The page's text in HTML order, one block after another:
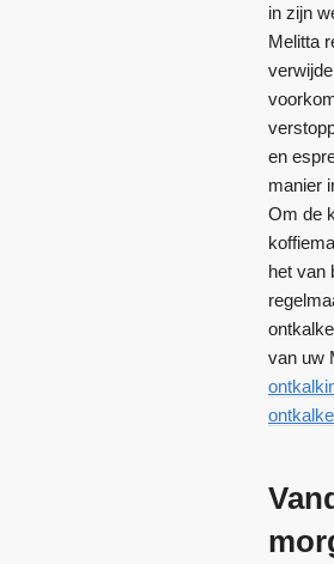
in zijn
Melitta
en
manier
Om de
het van
van uw